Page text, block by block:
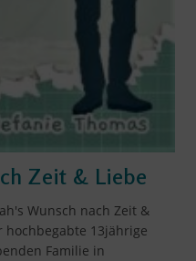
Zeit & Liebe
Wunsch nach Zeit &
13jährige
Familie in